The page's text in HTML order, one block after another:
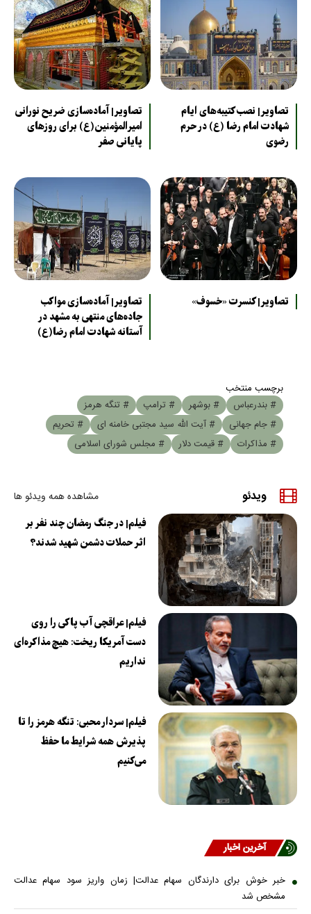
تصاویر| نصب کتیبه‌های ایام
شهادت امام رضا (ع) در حرم
رضوی
تصاویر| آماده‌سازی ضریح نورانی
امیرالمؤمنین(ع) برای روزهای
پایانی صفر
تصاویر| کنسرت «خسوف»
تصاویر| آماده‌سازی مواکب
جاده‌های منتهی به مشهد در
آستانه شهادت امام رضا(ع)
برچسب منتخب
# بندرعباس
# بوشهر # ترامپ
# تنگه هرمز
# جام جهانی
# آیت الله سید مجتبی خامنه ای
# تحریم
# مذاکرات
# قیمت دلار # مجلس شورای اسلامی
ویدئو مشاهده همه ویدئو ها
فیلم| در جنگ رمضان چند نفر بر
اثر حملات دشمن شهید شدند؟
فیلم| عراقچی آب پاکی را روی
دست آمریکا ریخت: هیچ مذاکره‌ای
نداریم
فیلم| سردار محبی: تنگه هرمز را تا
پذیرش همه شرایط ما حفظ
می‌کنیم
آخرین اخبار
خبر خوش برای دارندگان سهام عدالت| زمان واریز سود سهام عدالت
مشخص شد